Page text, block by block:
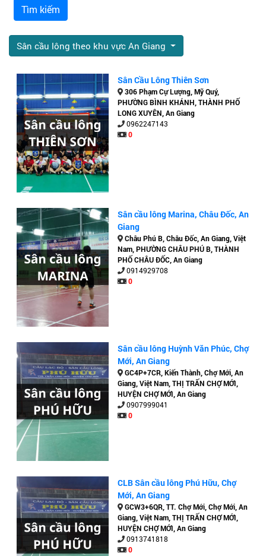
Tìm kiếm
Sân cầu lông theo khu vực An Giang
Sân Cầu Lông Thiên Sơn
306 Phạm Cự Lượng, Mỹ Quý,
PHƯỜNG BÌNH KHÁNH, THÀNH PHỐ
LONG XUYÊN, An Giang
0962247143
0
Sân cầu lông Marina, Châu Đốc, An
Giang
Châu Phú B, Châu Đốc, An Giang, Việt
Nam, PHƯỜNG CHÂU PHÚ B, THÀNH
PHỐ CHÂU ĐỐC, An Giang
0914929708
0
Sân cầu lông Huỳnh Văn Phúc, Chợ
Mới, An Giang
GC4P+7CR, Kiến Thành, Chợ Mới, An
Giang, Việt Nam, THỊ TRẤN CHỢ MỚI,
HUYỆN CHỢ MỚI, An Giang
0907999041
0
CLB Sân cầu lông Phú Hữu, Chợ
Mới, An Giang
GCW3+6QR, TT. Chợ Mới, Chợ Mới, An
Giang, Việt Nam, THỊ TRẤN CHỢ MỚI,
HUYỆN CHỢ MỚI, An Giang
0913741818
0